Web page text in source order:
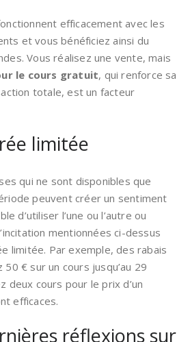
efficacement avec les
et vous bénéficiez ainsi du
Vous réalisez une vente, mais
le cours gratuit, qui renforce sa
totale, est un facteur
limitée
qui ne sont disponibles que
peuvent créer un sentiment
d’utiliser l’une ou l’autre ou
mentionnées ci-dessus
limitée. Par exemple, des rabais
€ sur un cours jusqu’au 29
deux cours pour le prix d’un
efficaces.
réflexions sur